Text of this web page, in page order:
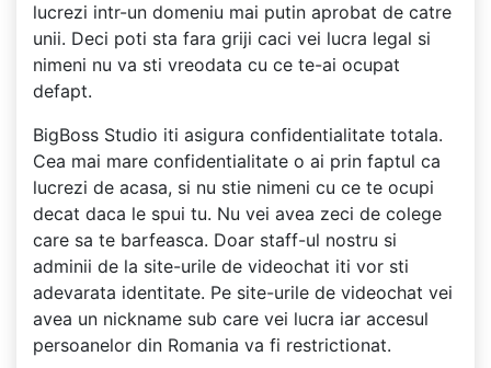
lucrezi intr-un domeniu mai putin aprobat de catre
unii. Deci poti sta fara griji caci vei lucra legal si
nimeni nu va sti vreodata cu ce te-ai ocupat
defapt.
BigBoss Studio iti asigura confidentialitate totala.
Cea mai mare confidentialitate o ai prin faptul ca
lucrezi de acasa, si nu stie nimeni cu ce te ocupi
decat daca le spui tu. Nu vei avea zeci de colege
care sa te barfeasca. Doar staff-ul nostru si
adminii de la site-urile de videochat iti vor sti
adevarata identitate. Pe site-urile de videochat vei
avea un nickname sub care vei lucra iar accesul
persoanelor din Romania va fi restrictionat.